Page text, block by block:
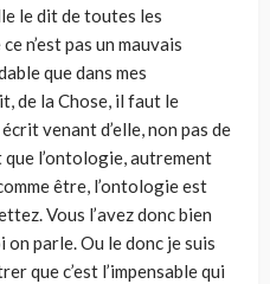
le dit de toutes les
n’est pas un mauvais
que dans mes
de la Chose, il faut le
venant d’elle, non pas de
que l’ontologie, autrement
être, l’ontologie est
Vous l’avez donc bien
parle. Ou le donc je suis
que c’est l’impensable qui